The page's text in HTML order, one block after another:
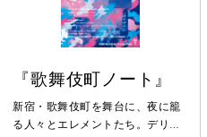
『歌舞伎町ノート』
新宿・歌舞伎町を舞台に、夜に籠
る人々とエレメントたち。デリヘ